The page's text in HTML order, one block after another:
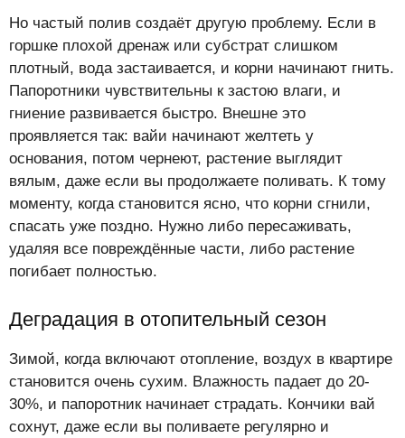
Но частый полив создаёт другую проблему. Если в
горшке плохой дренаж или субстрат слишком
плотный, вода застаивается, и корни начинают гнить.
Папоротники чувствительны к застою влаги, и
гниение развивается быстро. Внешне это
проявляется так: вайи начинают желтеть у
основания, потом чернеют, растение выглядит
вялым, даже если вы продолжаете поливать. К тому
моменту, когда становится ясно, что корни сгнили,
спасать уже поздно. Нужно либо пересаживать,
удаляя все повреждённые части, либо растение
погибает полностью.
Деградация в отопительный сезон
Зимой, когда включают отопление, воздух в квартире
становится очень сухим. Влажность падает до 20-
30%, и папоротник начинает страдать. Кончики вай
сохнут, даже если вы поливаете регулярно и